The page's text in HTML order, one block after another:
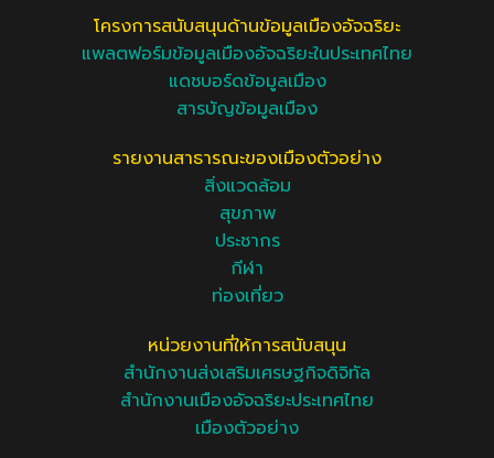
โครงการสนับสนุนด้านข้อมูลเมืองอัจฉริยะ
แพลตฟอร์มข้อมูลเมืองอัจฉริยะในประเทศไทย
แดชบอร์ดข้อมูลเมือง
สารบัญข้อมูลเมือง
รายงานสาธารณะของเมืองตัวอย่าง
สิ่งแวดล้อม
สุขภาพ
ประชากร
กีฬา
ท่องเที่ยว
หน่วยงานที่ให้การสนับสนุน
สำนักงานส่งเสริมเศรษฐกิจดิจิทัล
สำนักงานเมืองอัจฉริยะประเทศไทย
เมืองตัวอย่าง